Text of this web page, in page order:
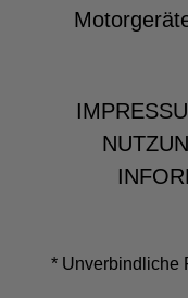
* Unverbindliche